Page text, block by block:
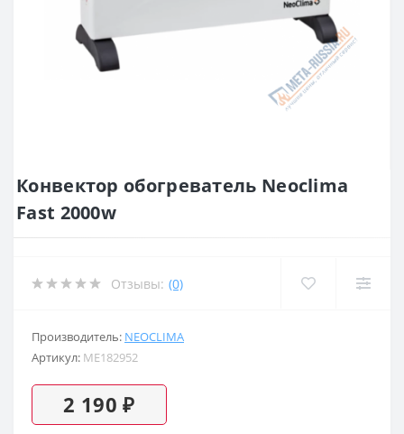
Конвектор обогреватель Neoclima
Fast 2000w
Отзывы: (0)
Производитель: NEOCLIMA
Артикул: ME182952
2 190 ₽